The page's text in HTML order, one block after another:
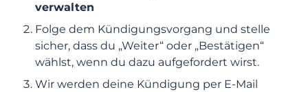
Funktionen, Suche & Kommunikation
Abonnement & kostenpflichtige
verwalten
Folge dem Kündigungsvorgang und stelle
sicher, dass du „Weiter“ oder „Bestätigen“
wählst, wenn du dazu aufgefordert wirst.
Wir werden deine Kündigung per E-Mail